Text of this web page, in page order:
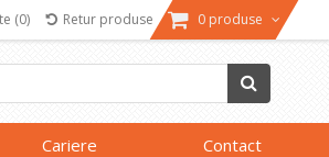
(0) Retur produse 0 produse
Cariere Contact